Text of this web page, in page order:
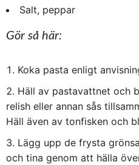
Salt, peppar
Gör så här:
Koka pasta enligt
Häll av pastavattnet och
relish eller annan sås
Häll även av tonfisken och
Lägg upp de frysta
och tina genom att hälla